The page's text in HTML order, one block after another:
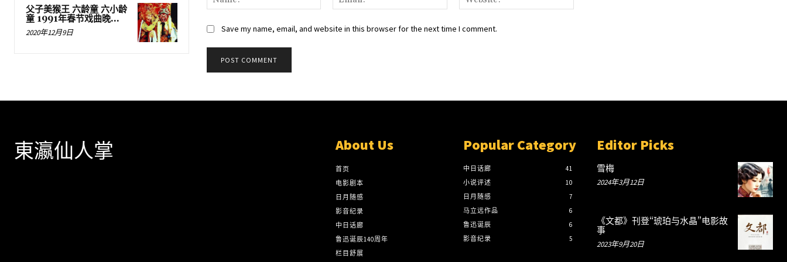
父子美猴王 六龄童 六小龄
童 1991年春节戏曲晚...
2020年12月9日 Save my name, email, and website in this browser for the next time I comment.
東瀛仙人掌 About Us
首页
电影剧本
日月随感
影音纪录
中日话廊
鲁迅诞辰140周年
栏目舒展
Popular Category
中日话廊
41
小说评述
10
日月随感
7
马立远作品
6
鲁迅诞辰
6
影音纪录
5
Editor Picks
雪梅
2024年3月12日
《文都》刊登“琥珀与水晶”电影故
事
2023年9月20日